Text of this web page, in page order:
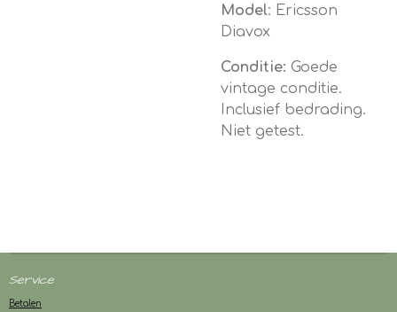
Model: Ericsson
Diavox
Conditie: Goede
vintage conditie.
Inclusief bedrading.
Niet getest.
Service
Betalen